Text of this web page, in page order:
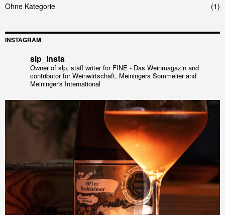
Ohne Kategorie
1
INSTAGRAM
slp_insta
Owner of slp, staff writer for FINE - Das Weinmagazin and
contributor for Weinwirtschaft, Meiningers Sommelier and
Meininger's International